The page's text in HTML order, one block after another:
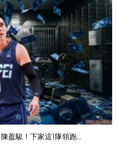
盈駿！下家這1隊領跑...